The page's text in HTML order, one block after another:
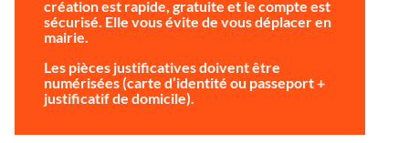
création est rapide, gratuite et le compte est
sécurisé. Elle vous évite de vous déplacer en
mairie.
Les pièces justificatives doivent être
numérisées (carte d’identité ou passeport +
justificatif de domicile).